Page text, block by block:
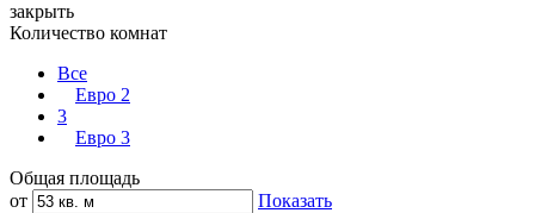
закрыть
Количество комнат
Все
Евро 2
3
Евро 3
Общая площадь
от
Показать